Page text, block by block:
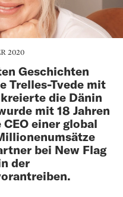
2020
Geschichten
Trelles-Tvede mit
die Dänin
mit 18 Jahren
einer global
bei New Flag
der